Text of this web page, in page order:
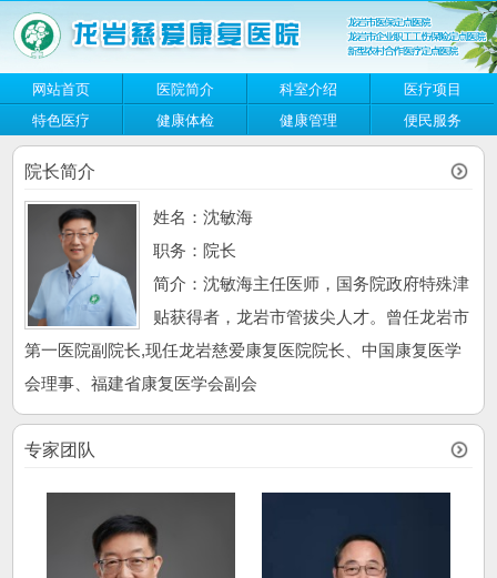
网站首页 医院简介 科室介绍
医疗项目
特色医疗
健康体检 健康管理 便民服务
院长简介
姓名：沈敏海
职务：院长
简介：沈敏海主任医师，国务院政府特殊津
贴获得者，龙岩市管拔尖人才。曾任龙岩市
第一医院副院长,现任龙岩慈爱康复医院院长、中国康复医学
会理事、福建省康复医学会副会
专家团队